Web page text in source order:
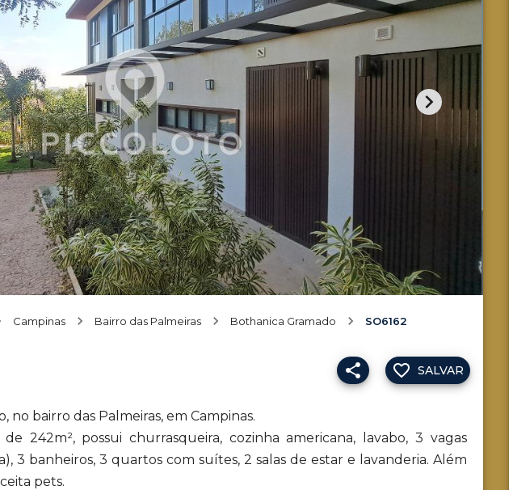
Campinas Bairro das Palmeiras Bothanica Gramado SO6162
no bairro das Palmeiras, em Campinas.
242m², possui churrasqueira, cozinha americana, lavabo, 3 vagas
3 banheiros, 3 quartos com suítes, 2 salas de estar e lavanderia. Além
pets.
SALVAR